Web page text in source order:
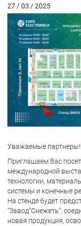
27 / 03 / 2025
Уважаемые партнеры!
Приглашаем Вас
международной
технологии,
системы и конечные
На стенде будет
“Завод”Снежеть”:
новая продукция,